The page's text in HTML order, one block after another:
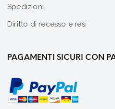
Spedizioni
Diritto di recesso e resi
PAGAMENTI SICURI CON